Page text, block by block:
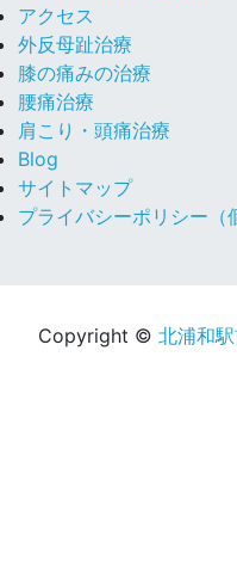
アクセス
外反母趾治療
膝の痛みの治療
腰痛治療
肩こり・頭痛治療
Blog
サイトマップ
プライバシーポリシー（
Copyright © 北浦和